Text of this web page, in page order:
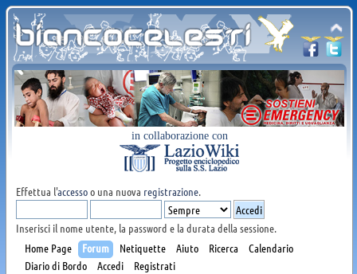
in collaborazione con
Effettua l'accessoo una nuova registrazione.
Inserisci il nome utente, la password e la durata della sessione.
Home Page
Forum Netiquette Aiuto Ricerca
Calendario
Diario di Bordo
Accedi Registrati